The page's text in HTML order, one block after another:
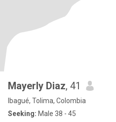
Mayerly Diaz, 41
Ibagué, Tolima, Colombia
Seeking: Male 38 - 45